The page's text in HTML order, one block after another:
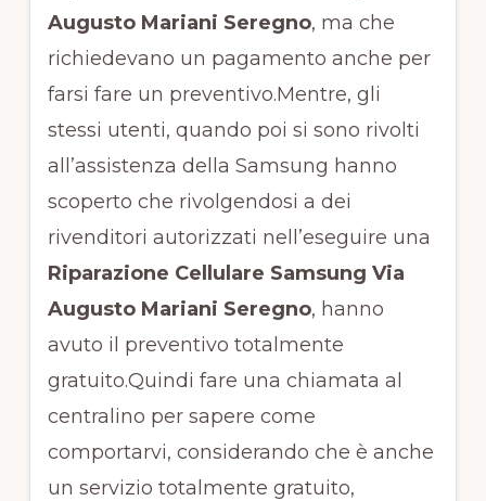
Augusto Mariani Seregno, ma che
richiedevano un pagamento anche per
farsi fare un preventivo.Mentre, gli
stessi utenti, quando poi si sono rivolti
all’assistenza della Samsung hanno
scoperto che rivolgendosi a dei
rivenditori autorizzati nell’eseguire una
Riparazione Cellulare Samsung Via
Augusto Mariani Seregno, hanno
avuto il preventivo totalmente
gratuito.Quindi fare una chiamata al
centralino per sapere come
comportarvi, considerando che è anche
un servizio totalmente gratuito,